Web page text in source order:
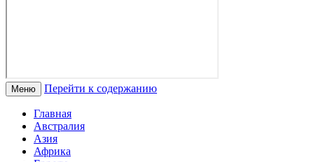
Меню Перейти к содержанию
Главная
Австралия
Азия
Африка